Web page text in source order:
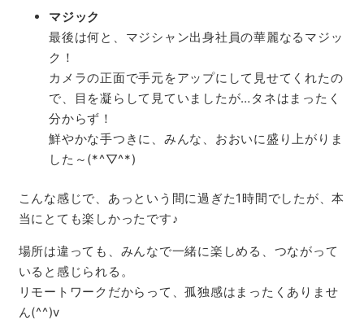
マジック
最後は何と、マジシャン出身社員の華麗なるマジッ
ク！
カメラの正面で手元をアップにして見せてくれたの
で、目を凝らして見ていましたが…タネはまったく
分からず！
鮮やかな手つきに、みんな、おおいに盛り上がりま
した～(*^▽^*)
こんな感じで、あっという間に過ぎた1時間でしたが、本
当にとても楽しかったです♪
場所は違っても、みんなで一緒に楽しめる、つながって
いると感じられる。
リモートワークだからって、孤独感はまったくありませ
ん(^^)v